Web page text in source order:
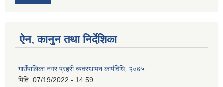
ऐन, कानुन तथा निर्देशिका
गाउँपालिका नगर प्रहरी व्यवस्थापन कार्यविधि, २०७५
मिति: 07/19/2022 - 14:59